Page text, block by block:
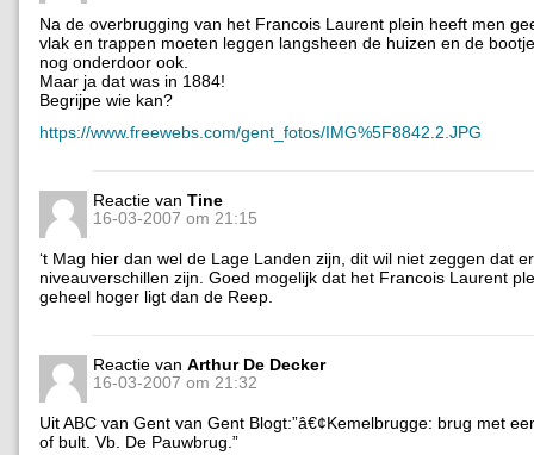
Na de overbrugging van het Francois Laurent plein heeft men
vlak en trappen moeten leggen langsheen de huizen en de
nog onderdoor ook.
Maar ja dat was in 1884!
Begrijpe wie kan?
https://www.freewebs.com/gent_fotos/IMG%5F8842.2.JPG
Reactie van Tine
16-03-2007 om 21:15
‘t Mag hier dan wel de Lage Landen zijn, dit wil niet zeggen dat
niveauverschillen zijn. Goed mogelijk dat het Francois Laurent
geheel hoger ligt dan de Reep.
Reactie van Arthur De Decker
16-03-2007 om 21:32
Uit ABC van Gent van Gent Blogt:”â€¢Kemelbrugge: brug met
of bult. Vb. De Pauwbrug.”